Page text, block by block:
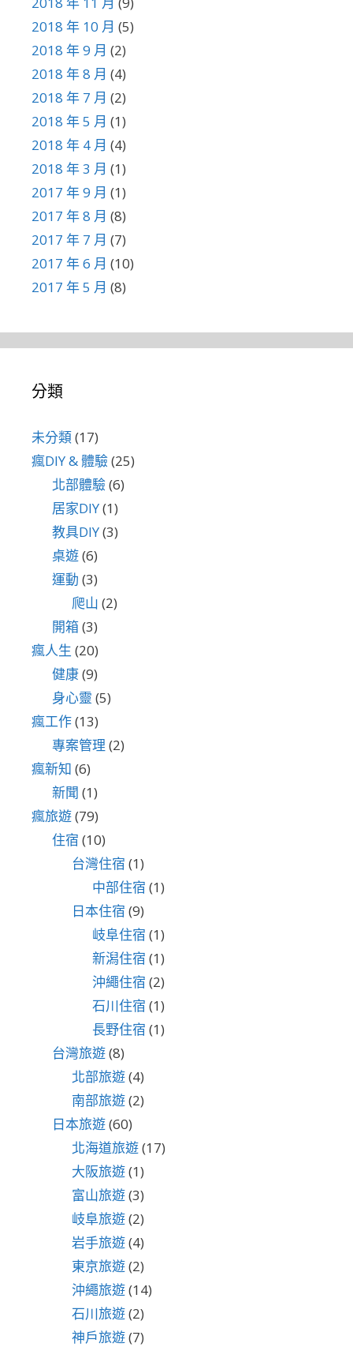
2018 年 10 月 (5)
2018 年 9 月 (2)
2018 年 8 月 (4)
2018 年 7 月 (2)
2018 年 5 月 (1)
2018 年 4 月 (4)
2018 年 3 月 (1)
2017 年 9 月 (1)
2017 年 8 月 (8)
2017 年 7 月 (7)
2017 年 6 月 (10)
2017 年 5 月 (8)
分類
未分類(17)
瘋DIY & 體驗(25)
北部體驗(6)
居家DIY(1)
教具DIY(3)
桌遊(6)
運動 (3)
爬山 (2)
開箱(3)
瘋人生 (20)
健康(9)
身心靈 (5)
瘋工作(13)
專案管理 (2)
瘋新知 (6)
新聞 (1)
瘋旅遊(79)
住宿 (10)
台灣住宿 (1)
中部住宿 (1)
日本住宿 (9)
岐阜住宿 (1)
新潟住宿 (1)
沖繩住宿 (2)
石川住宿 (1)
長野住宿 (1)
台灣旅遊(8)
北部旅遊(4)
南部旅遊(2)
日本旅遊(60)
北海道旅遊(17)
大阪旅遊(1)
富山旅遊(3)
岐阜旅遊(2)
岩手旅遊(4)
東京旅遊(2)
沖繩旅遊(14)
石川旅遊(2)
神戶旅遊(7)